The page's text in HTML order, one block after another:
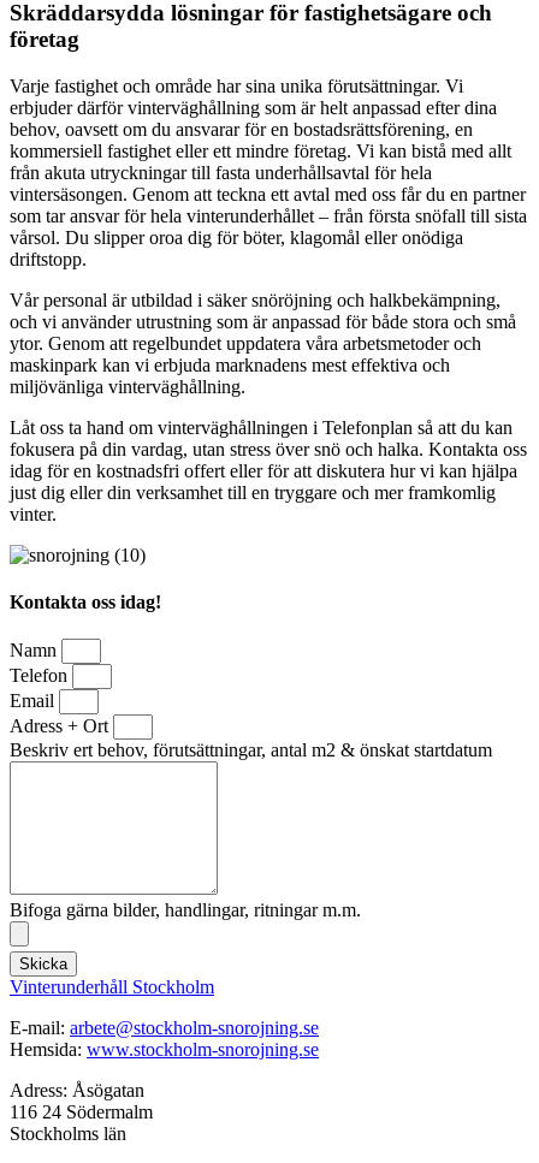
Skräddarsydda lösningar för fastighetsägare och
företag
Varje fastighet och område har sina unika förutsättningar. Vi
erbjuder därför vinterväghållning som är helt anpassad efter dina
behov, oavsett om du ansvarar för en bostadsrättsförening, en
kommersiell fastighet eller ett mindre företag. Vi kan bistå med allt
från akuta utryckningar till fasta underhållsavtal för hela
vintersäsongen. Genom att teckna ett avtal med oss får du en partner
som tar ansvar för hela vinterunderhållet – från första snöfall till sista
vårsol. Du slipper oroa dig för böter, klagomål eller onödiga
driftstopp.
Vår personal är utbildad i säker snöröjning och halkbekämpning,
och vi använder utrustning som är anpassad för både stora och små
ytor. Genom att regelbundet uppdatera våra arbetsmetoder och
maskinpark kan vi erbjuda marknadens mest effektiva och
miljövänliga vinterväghållning.
Låt oss ta hand om vinterväghållningen i Telefonplan så att du kan
fokusera på din vardag, utan stress över snö och halka. Kontakta oss
idag för en kostnadsfri offert eller för att diskutera hur vi kan hjälpa
just dig eller din verksamhet till en tryggare och mer framkomlig
vinter.
Kontakta oss idag!
Namn
Telefon
Email
Adress + Ort
Beskriv ert behov, förutsättningar, antal m2 & önskat startdatum
Bifoga gärna bilder, handlingar, ritningar m.m.
Skicka
Vinterunderhåll Stockholm
E-mail: arbete@stockholm-snorojning.se
Hemsida: www.stockholm-snorojning.se
Adress: Åsögatan
116 24 Södermalm
Stockholms län